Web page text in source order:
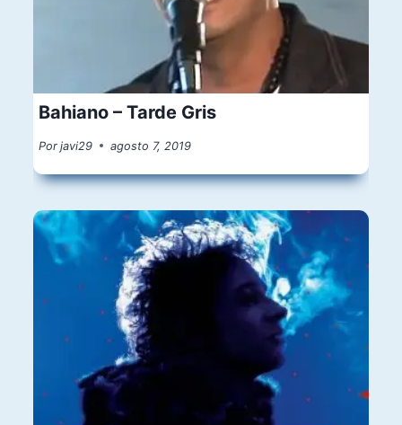
Bahiano – Tarde Gris
Por javi29 agosto 7, 2019